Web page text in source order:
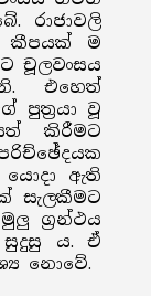
රාජාවලි
කීපයක් ම
චූලවංසය
එහෙත්
පුත්‍රයා වූ
කිරීමට
යොදා ඇති
සැලකීමට
ග්‍රන්ථය
සුදුසු ය. ඒ
නොවේ.